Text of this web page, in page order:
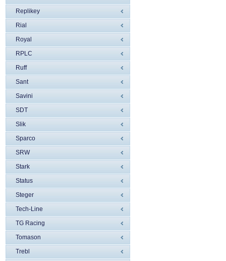
Replikey
Rial
Royal
RPLC
Ruff
Sant
Savini
SDT
Slik
Sparco
SRW
Stark
Status
Steger
Tech-Line
TG Racing
Tomason
Trebl